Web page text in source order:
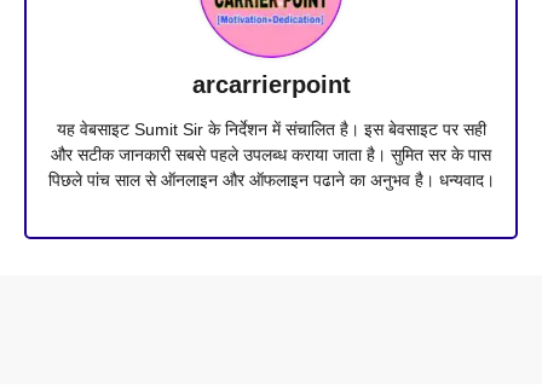
arcarrierpoint
यह वेबसाइट Sumit Sir के निर्देशन में संचालित है। इस बेवसाइट पर सही
और सटीक जानकारी सबसे पहले उपलब्ध कराया जाता है। सुमित सर के पास
पिछले पांच साल से ऑनलाइन और ऑफलाइन पढाने का अनुभव है। धन्यवाद।